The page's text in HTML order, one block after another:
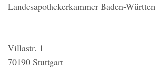
Landesapothekerkammer Baden-
Villastr. 1
70190 Stuttgart